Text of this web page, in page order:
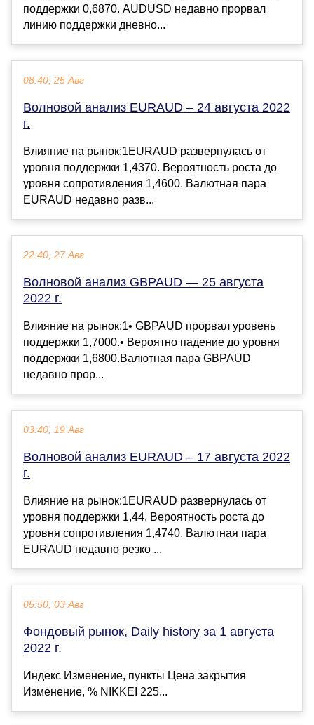
поддержки 0,6870. AUDUSD недавно прорвал
линию поддержки дневно...
08:40, 25 Авг
Волновой анализ EURAUD – 24 августа 2022
г.
Влияние на рынок:1EURAUD развернулась от
уровня поддержки 1,4370. Вероятность роста до
уровня сопротивления 1,4600. Валютная пара
EURAUD недавно разв...
22:40, 27 Авг
Волновой анализ GBPAUD — 25 августа
2022 г.
Влияние на рынок:1• GBPAUD прорвал уровень
поддержки 1,7000.• Вероятно падение до уровня
поддержки 1,6800.Валютная пара GBPAUD
недавно прор...
03:40, 19 Авг
Волновой анализ EURAUD – 17 августа 2022
г.
Влияние на рынок:1EURAUD развернулась от
уровня поддержки 1,44. Вероятность роста до
уровня сопротивления 1,4740. Валютная пара
EURAUD недавно резко ...
05:50, 03 Авг
Фондовый рынок, Daily history за 1 августа
2022 г.
Индекс Изменение, пункты Цена закрытия
Изменение, % NIKKEI 225...